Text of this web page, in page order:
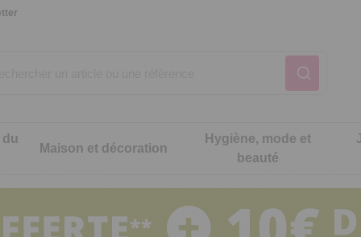
Notre produit du
Notre produit du
Maison et décoration
Notre produit du
Hygiène, mode et
beauté
Notre produit du
Notre produit du
Notre produit du